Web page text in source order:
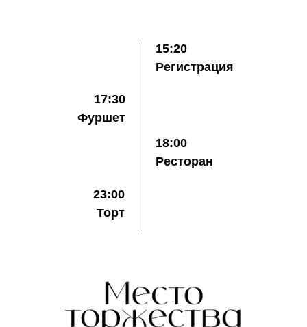
23:00
Торт
18:00
Ресторан
17:30
Фуршет
15:20
Регистрация